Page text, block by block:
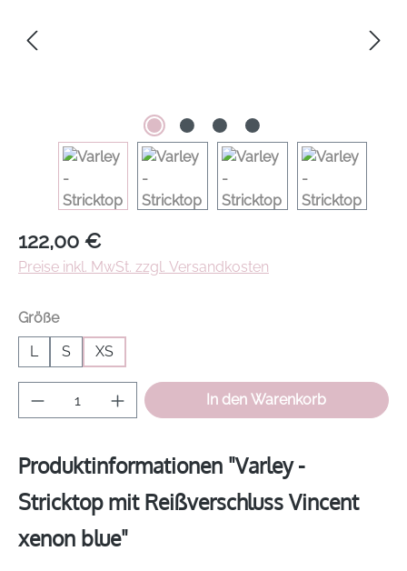
Regulärer Preis:
122,00 €
Preise inkl. MwSt. zzgl. Versandkosten
Größeauswählen
L
S XS
Produkt Anzahl: Gib den gewünschten
In den Warenkorb
Produktinformationen "Varley -
Stricktop mit Reißverschluss Vincent
xenon blue"